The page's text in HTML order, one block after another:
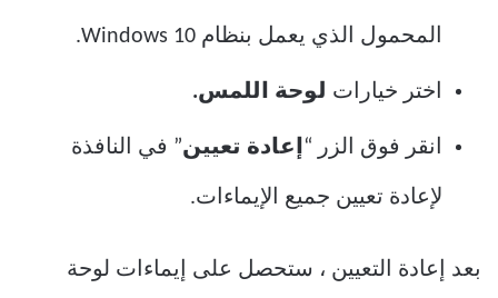
المحمول الذي يعمل بنظام Windows 10.
اختر خيارات لوحة اللمس.
انقر فوق الزر “إعادة تعيين” في النافذة
لإعادة تعيين جميع الإيماءات.
بعد إعادة التعيين ، ستحصل على إيماءات لوحة